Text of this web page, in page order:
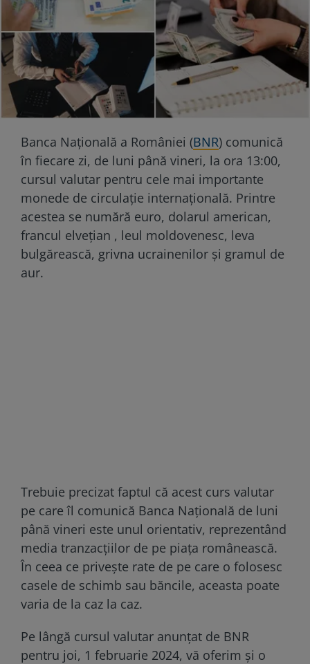
Banca Națională a României (BNR) comunică
în fiecare zi, de luni până vineri, la ora 13:00,
cursul valutar pentru cele mai importante
monede de circulație internațională. Printre
acestea se numără euro, dolarul american,
francul elvețian , leul moldovenesc, leva
bulgărească, grivna ucrainenilor și gramul de
aur.
Trebuie precizat faptul că acest curs valutar
pe care îl comunică Banca Națională de luni
până vineri este unul orientativ, reprezentând
media tranzacțiilor de pe piața românească.
În ceea ce privește rate de pe care o folosesc
casele de schimb sau băncile, aceasta poate
varia de la caz la caz.
Pe lângă cursul valutar anunțat de BNR
pentru joi, 1 februarie 2024, vă oferim și o